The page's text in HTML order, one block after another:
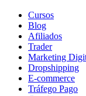
Cursos
Blog
Afiliados
Trader
Marketing
Dropshipping
E-commerce
Tráfego Pago